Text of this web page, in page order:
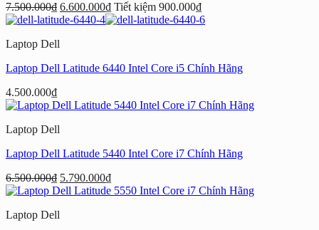
7.500.000₫ 6.600.000₫ Tiết kiệm 900.000₫
Laptop Dell
Laptop Dell Latitude 6440 Intel Core i5 Chính Hãng
4.500.000₫
Laptop Dell
Laptop Dell Latitude 5440 Intel Core i7 Chính Hãng
6.500.000₫ Giá
gốc
6.500.000₫.
5.790.000₫Giá
hiện
Laptop Dell